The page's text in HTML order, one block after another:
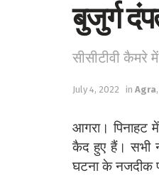
बुजुर्ग
सीसीटीवी कैमरे
July 4, 2022 in Agra,
आगरा। पिनाहट
कैद हुए हैं। सभी
घटना के नजदीक